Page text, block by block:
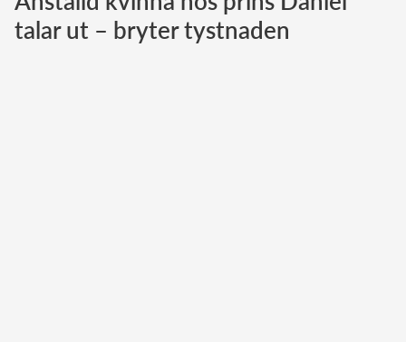
Norska kungahuset
talar ut – bryter tystnaden